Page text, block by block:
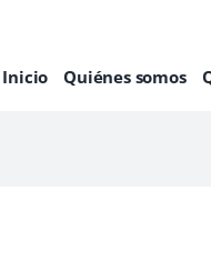
Inicio Quiénes somos